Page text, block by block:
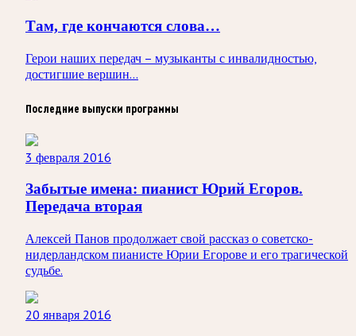
Там, где кончаются слова…
Герои наших передач – музыканты с инвалидностью,
достигшие вершин...
Последние выпуски программы
3 февраля 2016
Забытые имена: пианист Юрий Егоров.
Передача вторая
Алексей Панов продолжает свой рассказ о советско-
нидерландском пианисте Юрии Егорове и его трагической
судьбе.
20 января 2016